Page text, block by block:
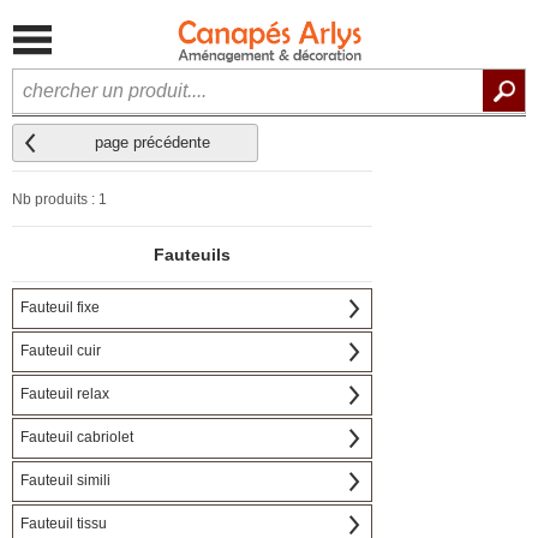
page précédente
Nb produits : 1
Fauteuils
Fauteuil fixe
Fauteuil cuir
Fauteuil relax
Fauteuil cabriolet
Fauteuil simili
Fauteuil tissu